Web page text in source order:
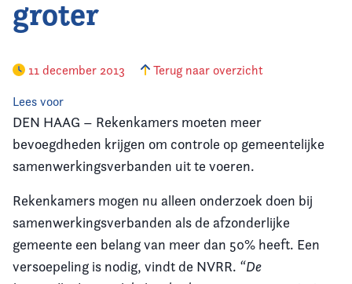
Nieuws
Vereniging
groter
11 december 2013 Terug naar overzicht
Lees voor
DEN HAAG – Rekenkamers moeten meer
bevoegdheden krijgen om controle op gemeentelijke
samenwerkingsverbanden uit te voeren.
Rekenkamers mogen nu alleen onderzoek doen bij
samenwerkingsverbanden als de afzonderlijke
gemeente een belang van meer dan 50% heeft. Een
versoepeling is nodig, vindt de NVRR. “De